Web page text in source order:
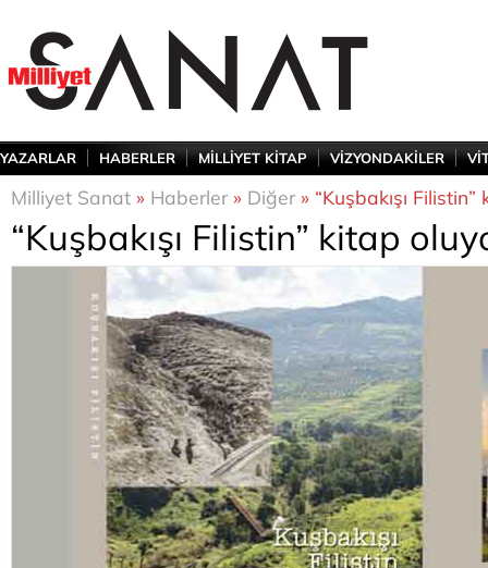
YAZARLAR HABERLER MİLLİYET KİTAP VİZYONDAKİLER
Milliyet Sanat » Haberler» Diğer» “Kuşbakışı
“Kuşbakışı Filistin” kitap